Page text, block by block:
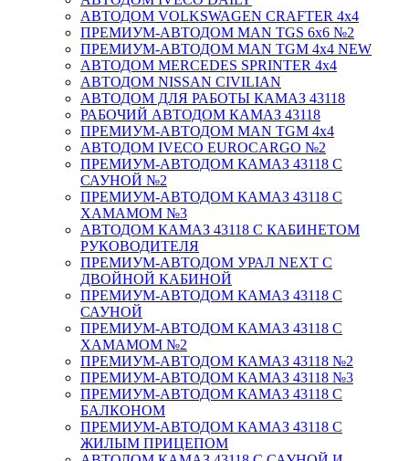
АВТОДОМ VOLKSWAGEN CRAFTER 4х4
ПРЕМИУМ-АВТОДОМ MAN TGS 6х6 №2
ПРЕМИУМ-АВТОДОМ MAN TGM 4x4 NEW
АВТОДОМ MERCEDES SPRINTER 4x4
АВТОДОМ NISSAN CIVILIAN
АВТОДОМ ДЛЯ РАБОТЫ КАМАЗ 43118
РАБОЧИЙ АВТОДОМ КАМАЗ 43118
ПРЕМИУМ-АВТОДОМ MAN TGM 4x4
АВТОДОМ IVECO EUROCARGO №2
ПРЕМИУМ-АВТОДОМ КАМАЗ 43118 С
САУНОЙ №2
ПРЕМИУМ-АВТОДОМ КАМАЗ 43118 С
ХАМАМОМ №3
АВТОДОМ КАМАЗ 43118 С КАБИНЕТОМ
РУКОВОДИТЕЛЯ
ПРЕМИУМ-АВТОДОМ УРАЛ NEXT С
ДВОЙНОЙ КАБИНОЙ
ПРЕМИУМ-АВТОДОМ КАМАЗ 43118 С
САУНОЙ
ПРЕМИУМ-АВТОДОМ КАМАЗ 43118 С
ХАМАМОМ №2
ПРЕМИУМ-АВТОДОМ КАМАЗ 43118 №2
ПРЕМИУМ-АВТОДОМ КАМАЗ 43118 №3
ПРЕМИУМ-АВТОДОМ КАМАЗ 43118 С
БАЛКОНОМ
ПРЕМИУМ-АВТОДОМ КАМАЗ 43118 С
ЖИЛЫМ ПРИЦЕПОМ